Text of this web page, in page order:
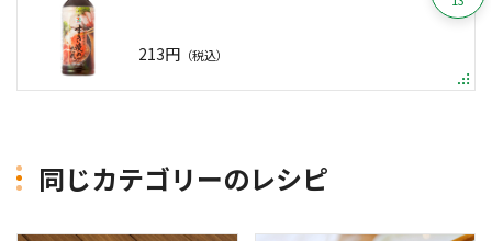
213円 （税込）
同じカテゴリーのレシピ